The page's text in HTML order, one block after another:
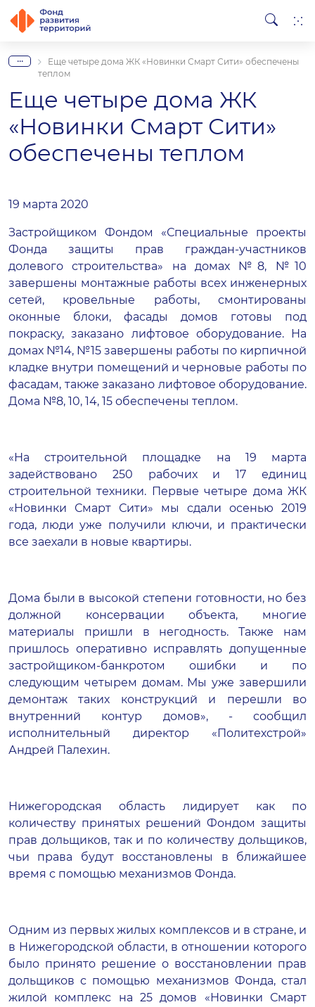
...
Еще четыре дома ЖК «Новинки Смарт Сити» обеспечены
теплом
Еще четыре дома ЖК
«Новинки Смарт Сити»
обеспечены теплом
19 марта 2020
Застройщиком Фондом «Специальные проекты
Фонда защиты прав граждан-участников
долевого строительства» на домах №8, №10
завершены монтажные работы всех инженерных
сетей, кровельные работы, смонтированы
оконные блоки, фасады домов готовы под
покраску, заказано лифтовое оборудование. На
домах №14, №15 завершены работы по кирпичной
кладке внутри помещений и черновые работы по
фасадам, также заказано лифтовое оборудование.
Дома №8, 10, 14, 15 обеспечены теплом.
«На строительной площадке на 19 марта
задействовано 250 рабочих и 17 единиц
строительной техники. Первые четыре дома ЖК
«Новинки Смарт Сити» мы сдали осенью 2019
года, люди уже получили ключи, и практически
все заехали в новые квартиры.
Дома были в высокой степени готовности, но без
должной консервации объекта, многие
материалы пришли в негодность. Также нам
пришлось оперативно исправлять допущенные
застройщиком-банкротом ошибки и по
следующим четырем домам. Мы уже завершили
демонтаж таких конструкций и перешли во
внутренний контур домов», - сообщил
исполнительный директор «Политехстрой»
Андрей Палехин.
Нижегородская область лидирует как по
количеству принятых решений Фондом защиты
прав дольщиков, так и по количеству дольщиков,
чьи права будут восстановлены в ближайшее
время с помощью механизмов Фонда.
Одним из первых жилых комплексов и в стране, и
в Нижегородской области, в отношении которого
было принято решение о восстановлении прав
дольщиков с помощью механизмов Фонда, стал
жилой комплекс на 25 домов «Новинки Смарт